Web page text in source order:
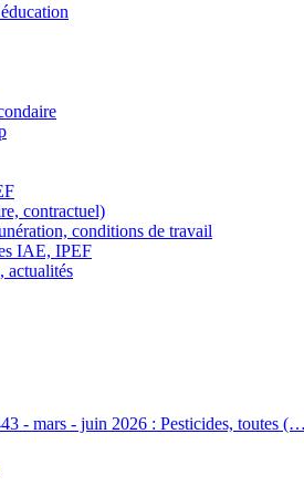
contractuel)
conditions de travail
IAE, IPEF
actualités
- mars - juin 2026 : Pesticides, toutes